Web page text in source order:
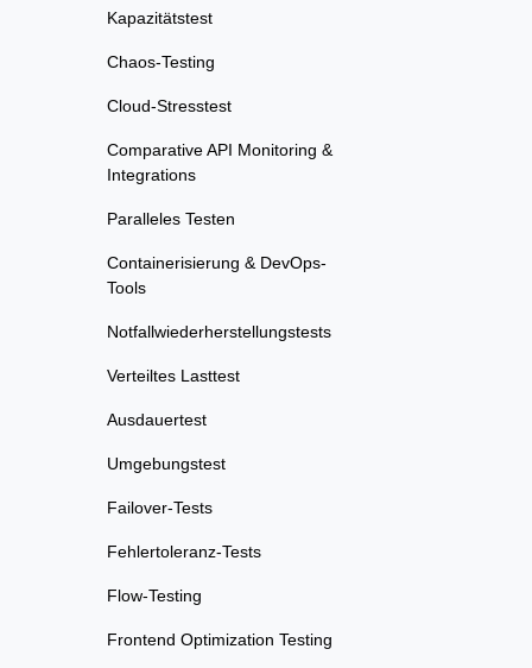
Kapazitätstest
Chaos-Testing
Cloud-Stresstest
Comparative API Monitoring &
Integrations
Paralleles Testen
Containerisierung & DevOps-
Tools
Notfallwiederherstellungstests
Verteiltes Lasttest
Ausdauertest
Umgebungstest
Failover-Tests
Fehlertoleranz-Tests
Flow-Testing
Frontend Optimization Testing